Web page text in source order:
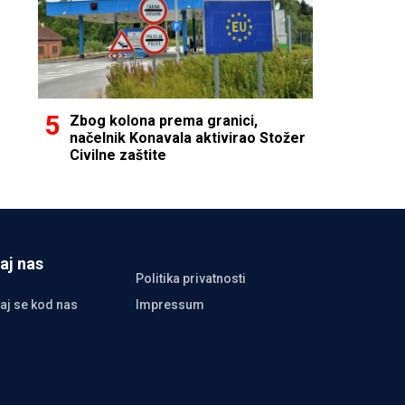
Zbog kolona prema granici,
načelnik Konavala aktivirao Stožer
Civilne zaštite
nas
Politika privatnosti
se kod nas
Impressum